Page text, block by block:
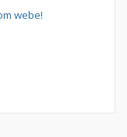
webe!